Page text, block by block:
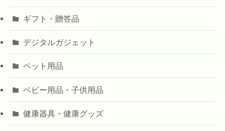
ギフト・贈答品
デジタルガジェット
ペット用品
ベビー用品・子供用品
健康器具・健康グッズ